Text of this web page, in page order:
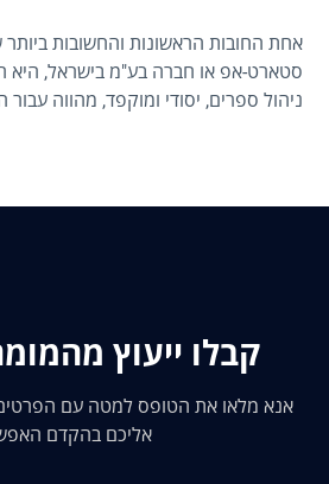
אחת החובות הראשונות והחשובות
סטארט-אפ או חברה בע"מ בישראל, היא
ניהול ספרים, יסודי ומוקפד, מהווה
קבלו ייעוץ
אנא מלאו את הטופס למטה עם הפרטים
אליכם בהקדם